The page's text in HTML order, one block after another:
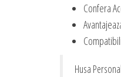
Confera
Husa